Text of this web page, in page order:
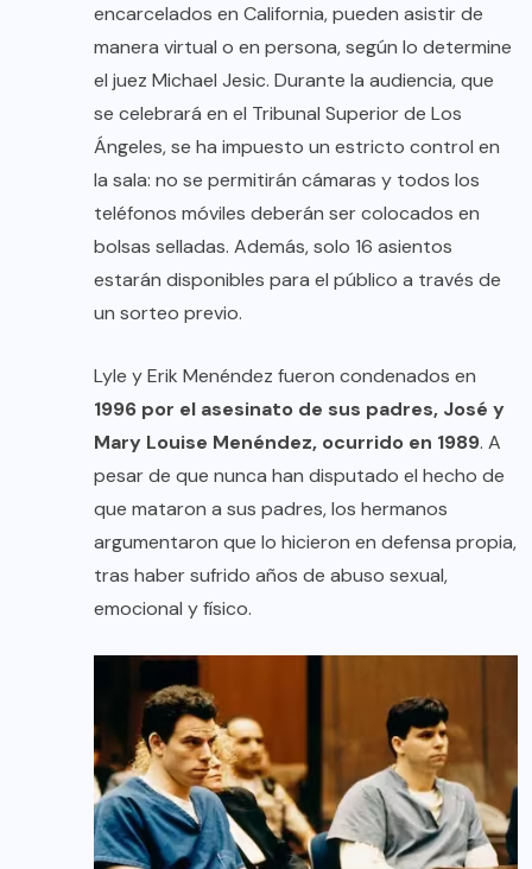
encarcelados en California, pueden asistir de
manera virtual o en persona, según lo determine
el juez Michael Jesic. Durante la audiencia, que
se celebrará en el Tribunal Superior de Los
Ángeles, se ha impuesto un estricto control en
la sala: no se permitirán cámaras y todos los
teléfonos móviles deberán ser colocados en
bolsas selladas. Además, solo 16 asientos
estarán disponibles para el público a través de
un sorteo previo.
Lyle y Erik Menéndez fueron condenados en
1996 por el asesinato de sus padres, José y
Mary Louise Menéndez, ocurrido en 1989. A
pesar de que nunca han disputado el hecho de
que mataron a sus padres, los hermanos
argumentaron que lo hicieron en defensa propia,
tras haber sufrido años de abuso sexual,
emocional y físico.